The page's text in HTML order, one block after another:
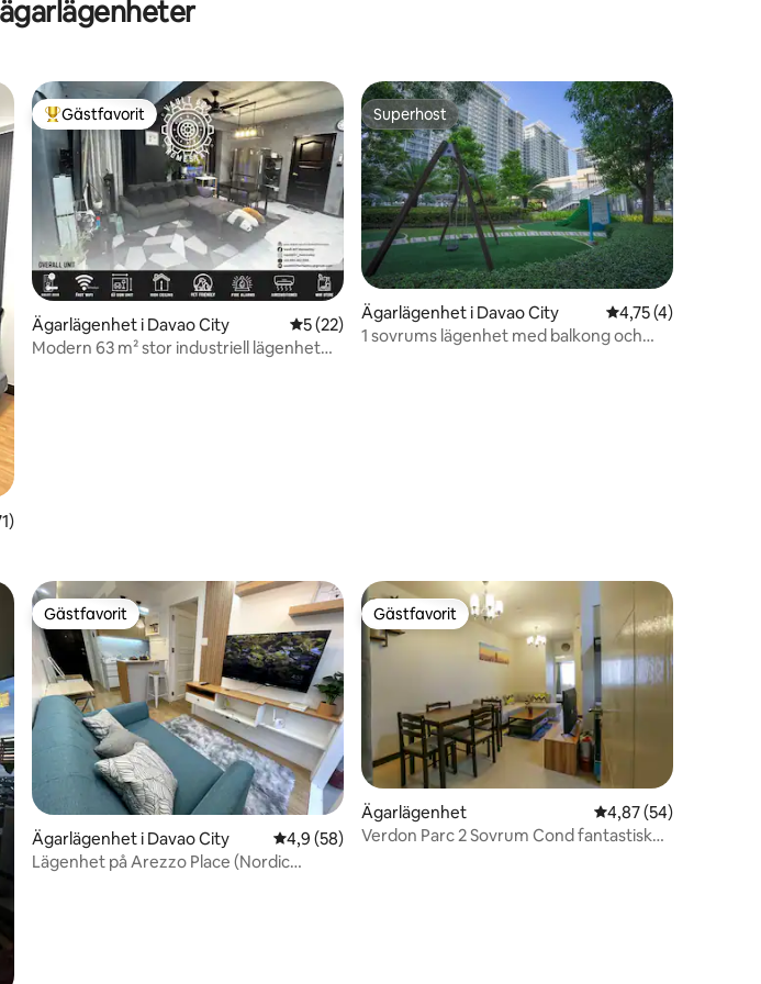
i genomsnittligt betyg, 71 omdömen
Populär gästfavorit
Gästfavorit
Ägarlägenhet i Davao City 5 av 5 i genomsnittligt betyg, 22 omdömen
5 (22)
Modern 63 m² stor industriell lägenhet
Superhost
Superhost
Ägarlägenhet i Davao City 4,75 av 5 i
4,75 (4)
1 sovrums lägenhet med balkong och
Gästfavorit
Gästfavorit
Ägarlägenhet i Davao City 4,9 av 5 i genomsnittligt betyg, 58 omdömen
4,9 (58)
Lägenhet på Arezzo Place (Nordic
Gästfavorit
Gästfavorit
Ägarlägenhet 4,87 av 5 i
4,87 (54)
Verdon Parc 2 Sovrum Cond fantastisk